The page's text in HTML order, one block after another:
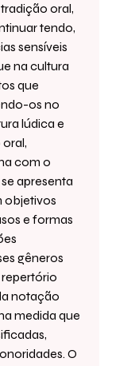
oral,
tendo,
sensíveis
na cultura
que
os no
lúdica e
com o
apresenta
objetivos
e formas
gêneros
notação
medida que
O